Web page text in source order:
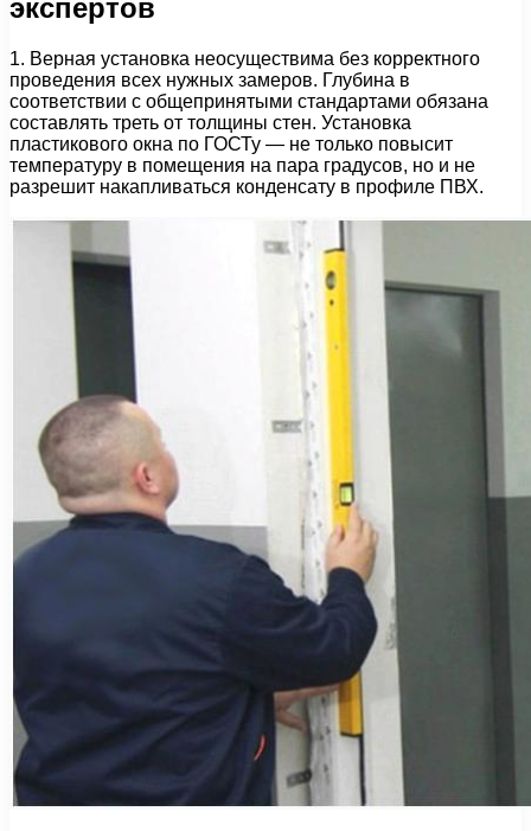
экспертов
1. Верная установка неосуществима без корректного
проведения всех нужных замеров. Глубина в
соответствии с общепринятыми стандартами обязана
составлять треть от толщины стен. Установка
пластикового окна по ГОСТу — не только повысит
температуру в помещения на пара градусов, но и не
разрешит накапливаться конденсату в профиле ПВХ.